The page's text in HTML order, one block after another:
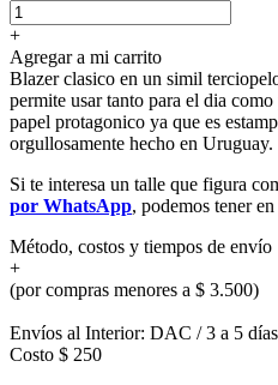
+
Agregar a mi carrito
Blazer clasico en un simil
permite usar tanto para el dia
papel protagonico ya que es
orgullosamente hecho en Uruguay.
Si te interesa un talle que figura
por WhatsApp, podemos tener en
Método, costos y tiempos de envío
+
(por compras menores a $ 3.500)
Envíos al Interior: DAC / 3 a 5
Costo $ 250